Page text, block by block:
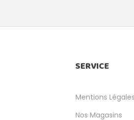
SERVICE
Mentions Légales
Nos Magasins